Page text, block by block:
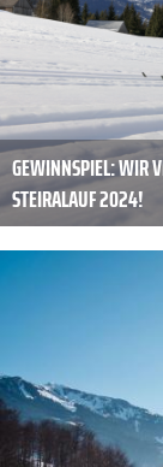
GEWINNSPIEL: WIR
STEIRALAUF 2024!